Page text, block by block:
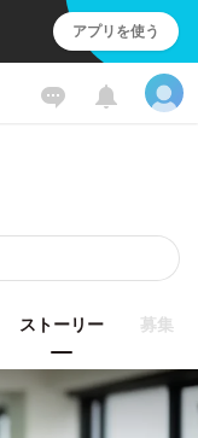
アプリを使う
ストーリー 募集